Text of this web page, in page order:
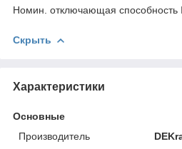
Номин. отключающая способность
Скрыть
Характеристики
Основные
Производитель